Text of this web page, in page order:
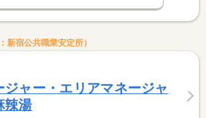
新宿公共職業安定所）
ャー・エリアマネージャ
辣湯